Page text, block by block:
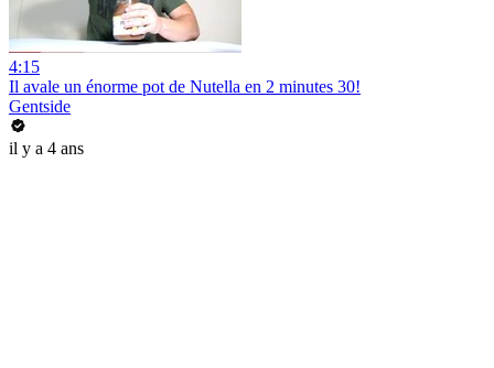
4:15
Il avale un énorme pot de Nutella en 2 minutes 30!
Gentside
il y a 4 ans